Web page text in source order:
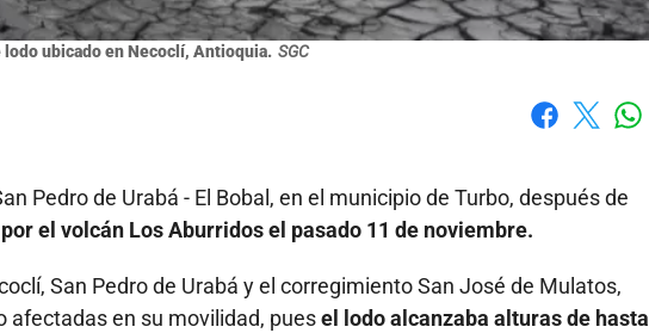
lodo ubicado en Necoclí, Antioquia. SGC
Pedro de Urabá - El Bobal, en el municipio de Turbo, después de
el volcán Los Aburridos el pasado 11 de noviembre.
San Pedro de Urabá y el corregimiento San José de Mulatos,
afectadas en su movilidad, puesel lodo alcanzaba alturas de hasta